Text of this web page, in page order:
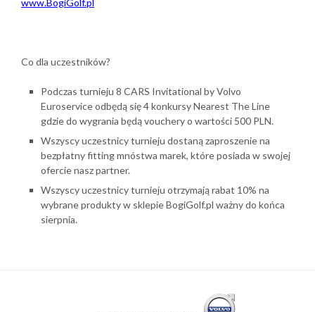
www.BogiGolf.pl
Co dla uczestników?
Podczas turnieju 8 CARS Invitational by Volvo
Euroservice odbędą się 4 konkursy Nearest The Line
gdzie do wygrania będą vouchery o wartości 500 PLN.
Wszyscy uczestnicy turnieju dostaną zaproszenie na
bezpłatny fitting mnóstwa marek, które posiada w swojej
ofercie nasz partner.
Wszyscy uczestnicy turnieju otrzymają rabat 10% na
wybrane produkty w sklepie BogiGolf.pl ważny do końca
sierpnia.